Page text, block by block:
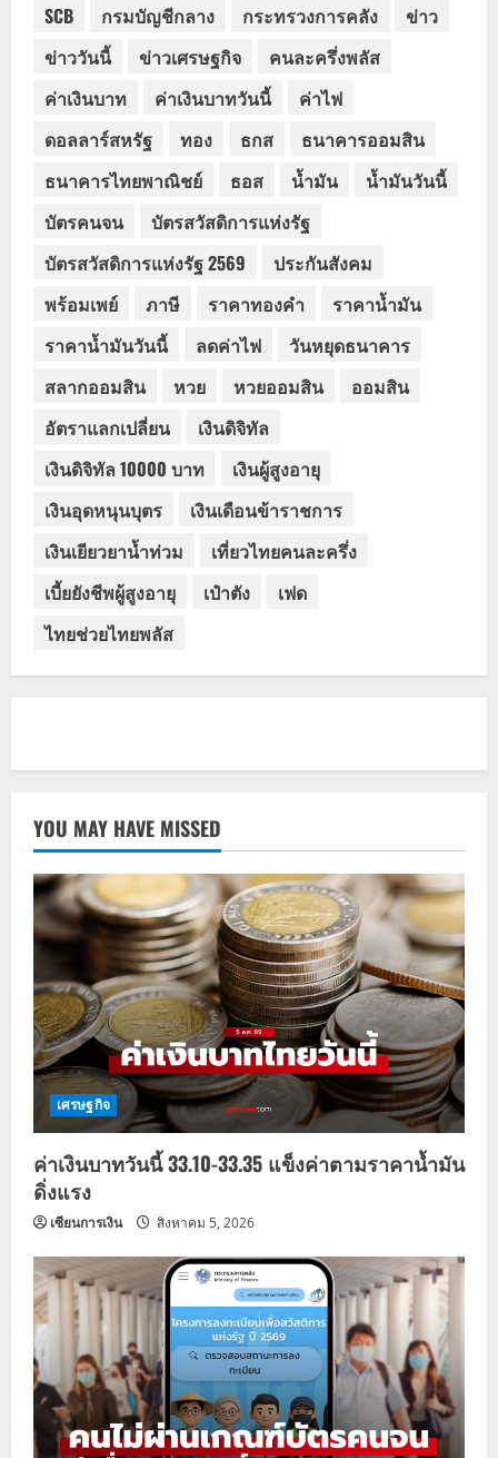
SCB กรมบัญชีกลาง กระทรวงการคลัง
ข่าว
ข่าววันนี้
ข่าวเศรษฐกิจ
คนละครึ่งพลัส
ค่าเงินบาท
ค่าเงินบาทวันนี้
ค่าไฟ
ดอลลาร์สหรัฐ
ทอง ธกส
ธนาคารออมสิน
ธนาคารไทยพาณิชย์
ธอส น้ำมัน
น้ำมันวันนี้
บัตรคนจน
บัตรสวัสดิการแห่งรัฐ
บัตรสวัสดิการแห่งรัฐ 2569
ประกันสังคม
พร้อมเพย์
ภาษี ราคาทองคำ
ราคาน้ำมัน
ราคาน้ำมันวันนี้
ลดค่าไฟ
วันหยุดธนาคาร
สลากออมสิน
หวย หวยออมสิน
ออมสิน
อัตราแลกเปลี่ยน
เงินดิจิทัล
เงินดิจิทัล 10000 บาท
เงินผู้สูงอายุ
เงินอุดหนุนบุตร
เงินเดือนข้าราชการ
เงินเยียวยาน้ำท่วม
เที่ยวไทยคนละครึ่ง
เบี้ยยังชีพผู้สูงอายุ
เป๋าตัง
เฟด
ไทยช่วยไทยพลัส
YOU MAY HAVE MISSED
เศรษฐกิจ
ค่าเงินบาทวันนี้ 33.10-33.35 แข็งค่าตามราคาน้ำมัน
ดิ่งแรง
เซียนการเงิน สิงหาคม 5, 2026